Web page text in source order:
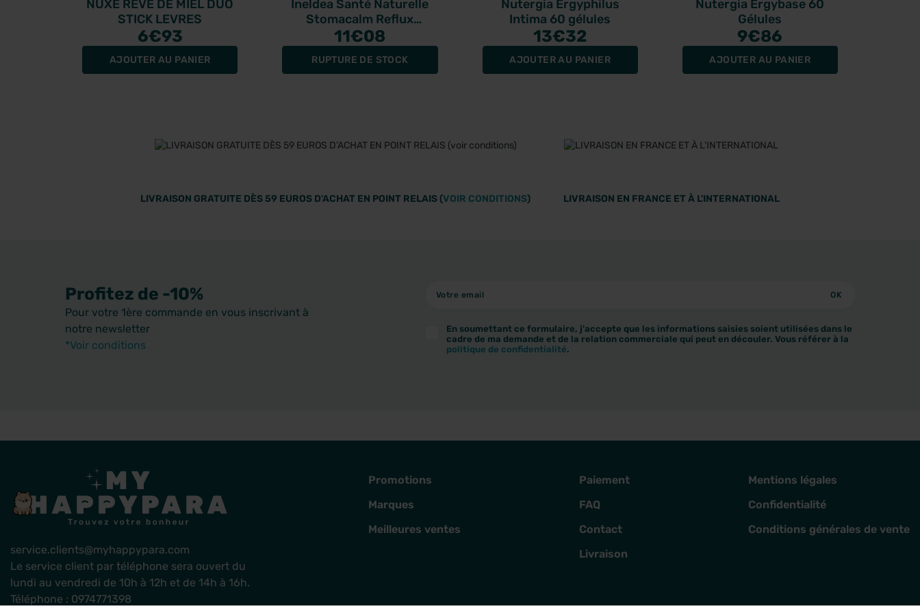
NUXE REVE DE MIEL DUO
STICK LEVRES
6€93
AJOUTER AU PANIER
Ineldea Santé Naturelle
Stomacalm Reflux
Confort de l'estomac 20
comprimés à croquer
11€08
RUPTURE DE STOCK
Nutergia Ergyphilus
Intima 60 gélules
13€32
AJOUTER AU PANIER
Nutergia Ergybase 60
Gélules
9€86
AJOUTER AU PANIER
LIVRAISON GRATUITE DÈS 59 EUROS D'ACHAT EN POINT RELAIS (VOIR CONDITIONS) LIVRAISON EN FRANCE ET À L'INTERNATIONAL
Profitez de -10%
Pour votre 1ère commande en vous inscrivant à
notre newsletter
*Voir conditions
En soumettant ce formulaire, j'accepte que les informations saisies soient utilisées dans le
cadre de ma demande et de la relation commerciale qui peut en découler. Vous référer à la
politique de confidentialité.
service.clients@myhappypara.com
Le service client par téléphone sera ouvert du
lundi au vendredi de 10h à 12h et de 14h à 16h.
Téléphone : 0974771398
Promotions
Marques
Meilleures ventes
Paiement
FAQ
Contact
Livraison
Mentions légales
Confidentialité
Conditions générales de vente